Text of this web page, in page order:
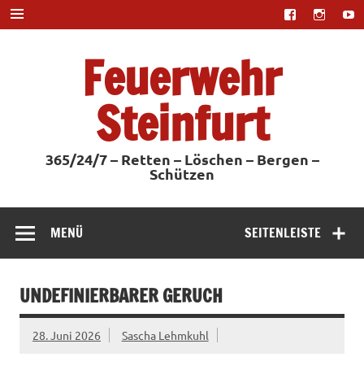
Zum
Inhalt
springen
Feuerwehr
Steinfurt
365/24/7 – Retten – Löschen – Bergen –
Schützen
SEITENLEISTE
MENÜ
UNDEFINIERBARER GERUCH
28. Juni 2026 Sascha Lehmkuhl